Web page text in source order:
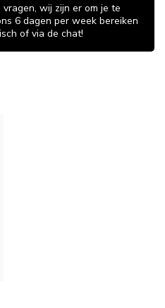
wij zijn er om je te
6 dagen per week bereiken
of via de chat!